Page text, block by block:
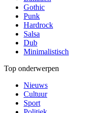
Gothic
Punk
Hardrock
Salsa
Dub
Minimalistisch
Top onderwerpen
Nieuws
Cultuur
Sport